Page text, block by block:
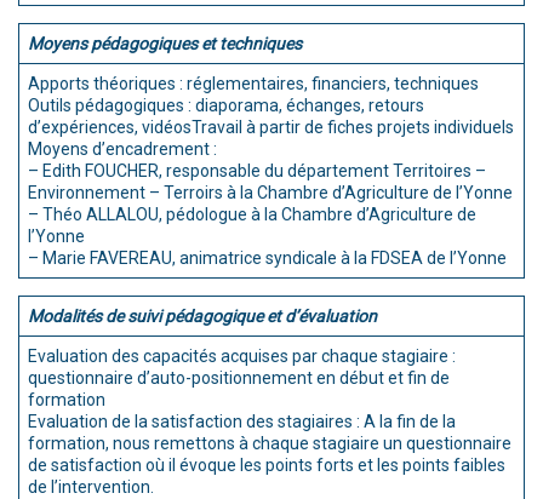
Moyens pédagogiques et techniques
Apports théoriques : réglementaires, financiers, techniques
Outils pédagogiques : diaporama, échanges, retours
d’expériences, vidéosTravail à partir de fiches projets individuels
Moyens d’encadrement :
– Edith FOUCHER, responsable du département Territoires –
Environnement – Terroirs à la Chambre d’Agriculture de l’Yonne
– Théo ALLALOU, pédologue à la Chambre d’Agriculture de
l’Yonne
– Marie FAVEREAU, animatrice syndicale à la FDSEA de l’Yonne
Modalités de suivi pédagogique et d’évaluation
Evaluation des capacités acquises par chaque stagiaire :
questionnaire d’auto-positionnement en début et fin de
formation
Evaluation de la satisfaction des stagiaires : A la fin de la
formation, nous remettons à chaque stagiaire un questionnaire
de satisfaction où il évoque les points forts et les points faibles
de l’intervention.